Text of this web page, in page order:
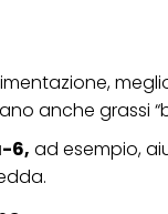
anche grassi
6, ad esempio,
Se fai clic su
per uno o più degli
tuoi dati personali
necessari per